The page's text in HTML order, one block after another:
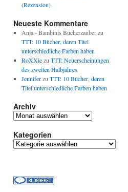
(Rezension)
Neueste Kommentare
Anja - Bambinis Bücherzauberzu
TTT: 10 Bücher, deren Titel
unterschiedliche Farben haben
RoXXiezu TTT: Neuerscheinungen
des zweiten Halbjahres
Jenniferzu TTT: 10 Bücher, deren
Titel unterschiedliche Farben haben
Archiv
Archiv
Kategorien
Kategorien